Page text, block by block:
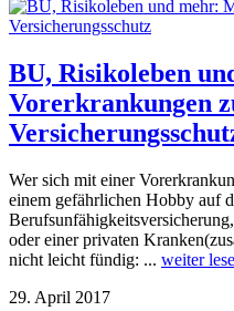
BU, Risikoleben
Vorerkrankungen
Wer sich mit einer
einem gefährlichen Hobby auf
oder einer privaten
nicht leicht fündig: ... weiter
29. April 2017